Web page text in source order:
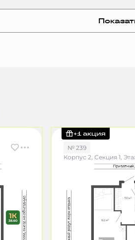
+1 акция
№ 239
Корпус 2, Секция 1,